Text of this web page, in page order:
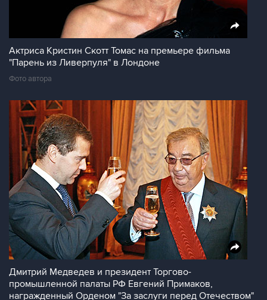
Актриса Кристин Скотт Томас на премьере фильма
"Парень из Ливерпуля" в Лондоне
Фото автора
Дмитрий Медведев и президент Торгово-
промышленной палаты РФ Евгений Примаков,
награжденный Орденом "За заслуги перед Отечеством"